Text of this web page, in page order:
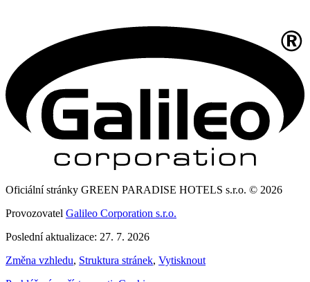
Oficiální stránky GREEN PARADISE HOTELS s.r.o. © 2026
Provozovatel Galileo Corporation s.r.o.
Poslední aktualizace: 27. 7. 2026
Změna vzhledu, Struktura stránek, Vytisknout